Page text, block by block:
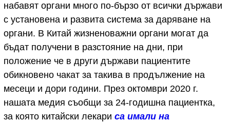
набавят органи много по-бързо от всички държави
с установена и развита система за даряване на
органи. В Китай жизненоважни органи могат да
бъдат получени в разстояние на дни, при
положение че в други държави пациентите
обикновено чакат за такива в продължение на
месеци и дори години. През октомври 2020 г.
нашата медия съобщи за 24-годишна пациентка,
за която китайски лекари са имали на